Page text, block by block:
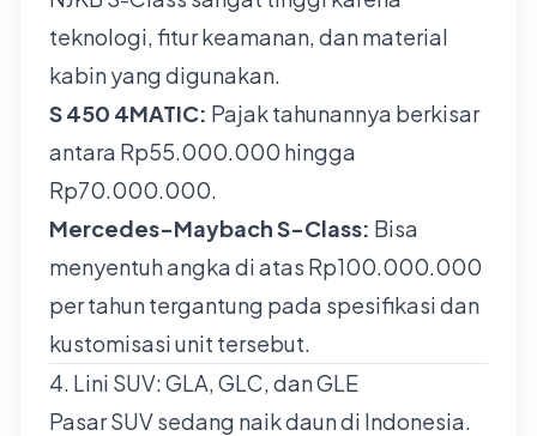
teknologi, fitur keamanan, dan material
kabin yang digunakan.
S 450 4MATIC: Pajak tahunannya berkisar
antara Rp55.000.000 hingga
Rp70.000.000.
Mercedes-Maybach S-Class: Bisa
menyentuh angka di atas Rp100.000.000
per tahun tergantung pada spesifikasi dan
kustomisasi unit tersebut.
4. Lini SUV: GLA, GLC, dan GLE
Pasar SUV sedang naik daun di Indonesia.